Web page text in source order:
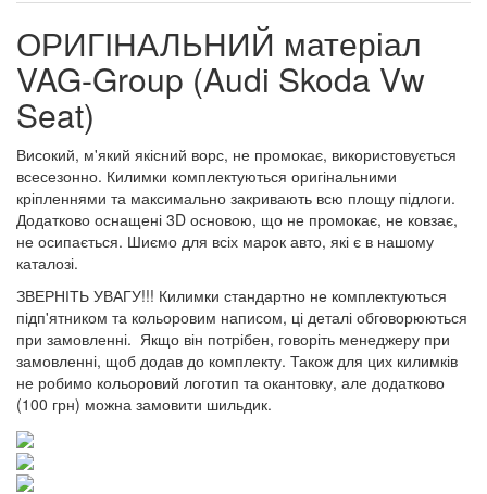
ОРИГІНАЛЬНИЙ матеріал
VAG-Group (Audi Skoda Vw
Seat)
Високий, м'який якісний ворс, не промокає, використовується
всесезонно. Килимки комплектуються оригінальними
кріпленнями та максимально закривають всю площу підлоги.
Додатково оснащені 3D основою, що не промокає, не ковзає,
не осипається. Шиємо для всіх марок авто, які є в нашому
каталозі.
ЗВЕРНІТЬ УВАГУ!!! Килимки стандартно не комплектуються
підп'ятником та кольоровим написом, ці деталі обговорюються
при замовленні. Якщо він потрібен, говоріть менеджеру при
замовленні, щоб додав до комплекту. Також для цих килимків
не робимо кольоровий логотип та окантовку, але додатково
(100 грн) можна замовити шильдик.